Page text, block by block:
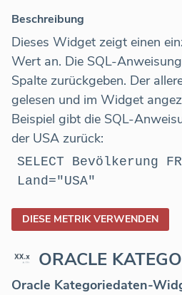
Beschreibung
Dieses Widget zeigt einen
Wert an. Die SQL-
Spalte zurückgeben. Der
gelesen und im Widget
Beispiel gibt die SQL-
der USA zurück:
SELECT Bevölkerung
Land="USA"
DIESE METRIK VERWENDEN
ORACLE
Oracle Kategoriedaten-